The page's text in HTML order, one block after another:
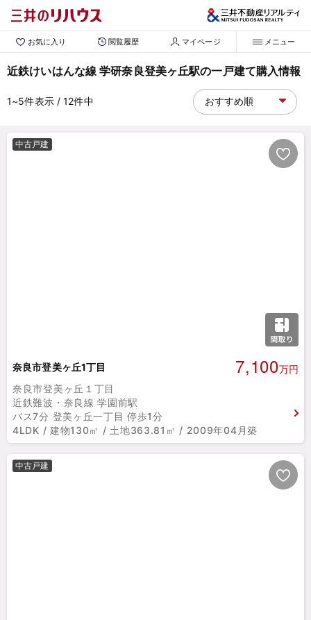
お気に入り 閲覧履歴 マイページ メニュー
近鉄けいはんな線 学研奈良登美ヶ丘駅の一戸建て購入情報
1~5件表示/ 12件中
中古戸建
奈良市登美ヶ丘1丁目 7,100万円
奈良市登美ヶ丘１丁目
近鉄難波・奈良線 学園前駅
バス7分 登美ヶ丘一丁目 停歩1分
4LDK / 建物130㎡ / 土地363.81㎡ / 2009年04月築
中古戸建